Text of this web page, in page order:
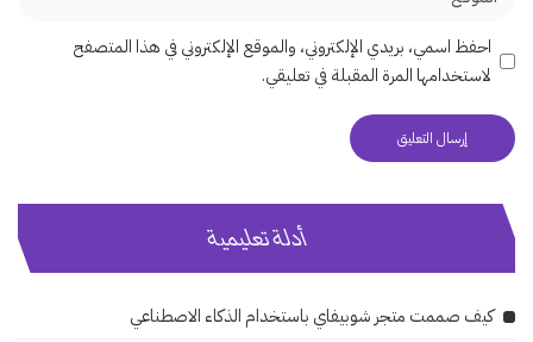
احفظ اسمي، بريدي الإلكتروني، والموقع الإلكتروني في هذا المتصفح
لاستخدامها المرة المقبلة في تعليقي.
أدلة تعليمية
كيف صممت متجر شوبيفاي باستخدام الذكاء الاصطناعي